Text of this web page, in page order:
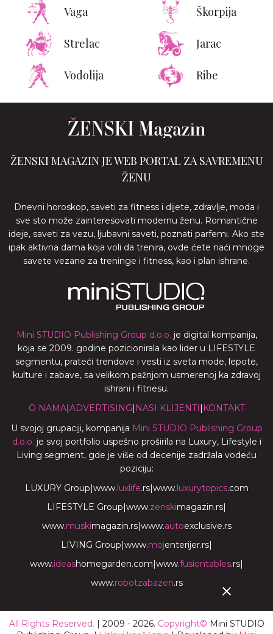
Vaga Škorpija
Strelac Jarac
Vodolija Ribe
ŽENSKI MAGAZIN JE WEB PORTAL ZA SAVREMENU
ŽENU
Dnevni horoskop, saveti za fitness i dijete, zdravlje, moda i
sve sto može zainteresovati modernu ženu. Romantične
ideje, saveti za vezu, ljubavni saveti, poznati parfemi. Ako ste
ipak aktivna dama koja voli da trenira, ovde ćete naći mnoge
savete vezane za treninge i fitness, kao i plan ishrane.
Mini STUDIO Publishing Group d.o.o. je digital kompanija,
koja se 2009. godine pozicionirala kao lider u LIFESTYLE
segmentu, prateći trendove i vesti iz sveta mode, lepote,
kulture i zabave, sa velikom pažnjom usmerenoj ka zdravoj
ishrani i fitnesu.
O NAMA|ADVERTISING| NASI KLIJENTI | KONTAKT
U svojoj grupaciji, kompanija Mini STUDIO Publishing Group
d.o.o. je svoj portfolio uspešno proširila na Luxury, Lifestyle i
Living segment, gde je više od decenije zadržala vodeću
poziciju:
LUXURY Group|www.luxlife.rs|www.luxurytopics.com
LIFESTYLE Group|www.zenskimagazin.rs|
www.muskimagazin.rs|www.autoexclusive.rs
LIVING Group|www.mojenterijer.rs|
www.ideashomegarden.com|www.fusiontables.rs|
www.robotzabazen.rs
All Rights Reserved. | 2009 - 2026. Copyright© Mini STUDIO